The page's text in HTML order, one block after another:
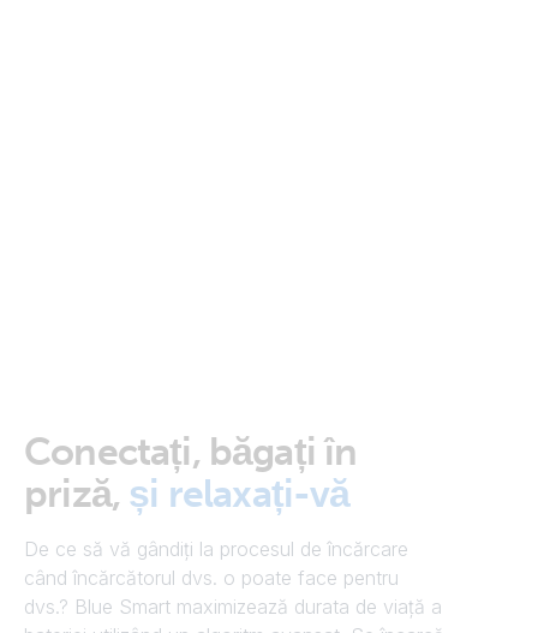
Conectați, băgați în
priză, și relaxați-vă
De ce să vă gândiți la procesul de încărcare
când încărcătorul dvs. o poate face pentru
dvs.? Blue Smart maximizează durata de viață a